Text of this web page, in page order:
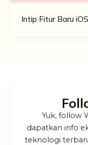
Intip Fitur Baru
Yuk, follow
dapatkan info
teknologi